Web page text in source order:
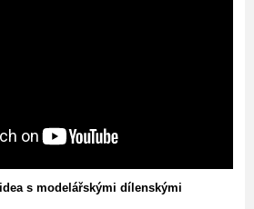
s modelářskými dílenskými